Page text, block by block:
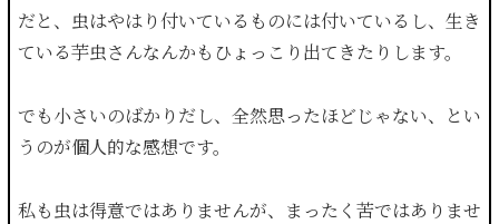
だと、虫はやはり付いているものには付いているし、生き
ている芋虫さんなんかもひょっこり出てきたりします。
でも小さいのばかりだし、全然思ったほどじゃない、とい
うのが個人的な感想です。
私も虫は得意ではありませんが、まったく苦ではありませ